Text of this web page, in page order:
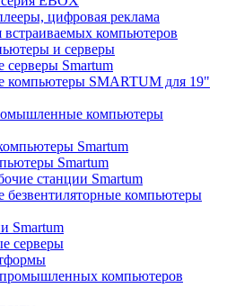
цифровая реклама
встраиваемых компьютеров
и серверы
Smartum
SMARTUM для 19"
компьютеры
Smartum
Smartum
станции Smartum
компьютеры
Smartum
серверы
компьютеров